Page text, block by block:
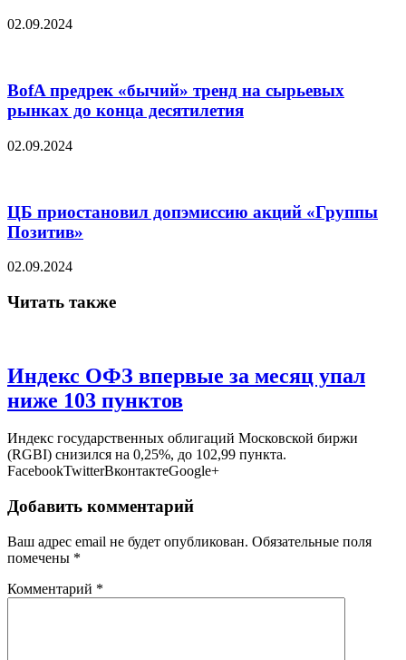
02.09.2024
BofA предрек «бычий» тренд на сырьевых
рынках до конца десятилетия
02.09.2024
ЦБ приостановил допэмиссию акций «Группы
Позитив»
02.09.2024
Читать также
Индекс ОФЗ впервые за месяц упал
ниже 103 пунктов
Индекс государственных облигаций Московской биржи
(RGBI) снизился на 0,25%, до 102,99 пункта.
FacebookTwitterВконтактеGoogle+
Добавить комментарий
Ваш адрес email не будет опубликован. Обязательные поля
помечены *
Комментарий *